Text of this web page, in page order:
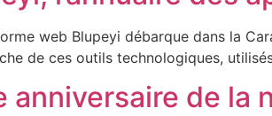
web Blupeyi débarque dans la
de ces outils technologiques,
anniversaire de la